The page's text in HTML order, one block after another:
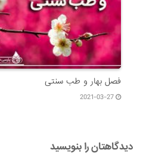
فصل بهار و طب سنتی
2021-03-27
دیدگاهتان را بنویسید